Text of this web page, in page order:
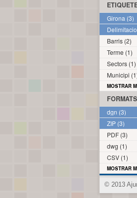
Girona (3)
Barris (2)
Terme (1)
Sectors (1)
Municipi
MOSTRAR
FORMATS
dgn (3)
ZIP (3)
PDF (3)
dwg (1)
CSV (1)
MOSTRAR
© 2013